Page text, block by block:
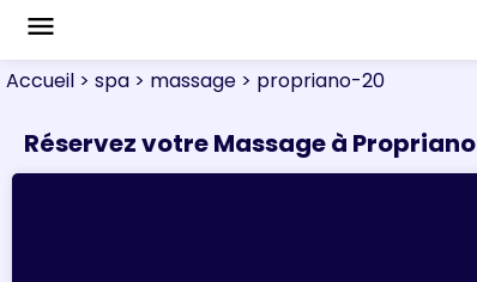
menu
Accueil > spa > massage > propriano-20
Réservez votre Massage à Propriano